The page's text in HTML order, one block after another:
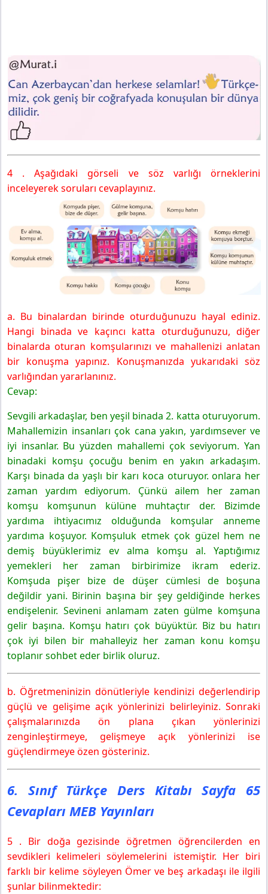
4 . Aşağıdaki görseli ve söz varlığı örneklerini
inceleyerek soruları cevaplayınız.
a. Bu binalardan birinde oturduğunuzu hayal ediniz.
Hangi binada ve kaçıncı katta oturduğunuzu, diğer
binalarda oturan komşularınızı ve mahallenizi anlatan
bir konuşma yapınız. Konuşmanızda yukarıdaki söz
varlığından yararlanınız.
Cevap:
Sevgili arkadaşlar, ben yeşil binada 2. katta oturuyorum.
Mahallemizin insanları çok cana yakın, yardımsever ve
iyi insanlar. Bu yüzden mahallemi çok seviyorum. Yan
binadaki komşu çocuğu benim en yakın arkadaşım.
Karşı binada da yaşlı bir karı koca oturuyor. onlara her
zaman yardım ediyorum. Çünkü ailem her zaman
komşu komşunun külüne muhtaçtır der. Bizimde
yardıma ihtiyacımız olduğunda komşular anneme
yardıma koşuyor. Komşuluk etmek çok güzel hem ne
demiş büyüklerimiz ev alma komşu al. Yaptığımız
yemekleri her zaman birbirimize ikram ederiz.
Komşuda pişer bize de düşer cümlesi de boşuna
değildir yani. Birinin başına bir şey geldiğinde herkes
endişelenir. Sevineni anlamam zaten gülme komşuna
gelir başına. Komşu hatırı çok büyüktür. Biz bu hatırı
çok iyi bilen bir mahalleyiz her zaman konu komşu
toplanır sohbet eder birlik oluruz.
b. Öğretmeninizin dönütleriyle kendinizi değerlendirip
güçlü ve gelişime açık yönlerinizi belirleyiniz. Sonraki
çalışmalarınızda ön plana çıkan yönlerinizi
zenginleştirmeye, gelişmeye açık yönlerinizi ise
güçlendirmeye özen gösteriniz.
6. Sınıf Türkçe Ders Kitabı Sayfa 65
Cevapları MEB Yayınları
5 . Bir doğa gezisinde öğretmen öğrencilerden en
sevdikleri kelimeleri söylemelerini istemiştir. Her biri
farklı bir kelime söyleyen Ömer ve beş arkadaşı ile ilgili
şunlar bilinmektedir: